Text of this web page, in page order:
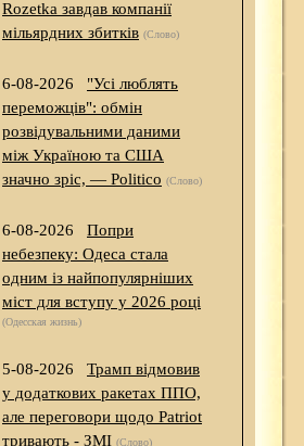
Rozetka завдав компанії
мільярдних збитків (Слово)
6-08-2026
"Усі люблять
переможців": обмін
розвідувальними даними
між Україною та США
значно зріс, — Politico (Слово)
6-08-2026
Попри
небезпеку: Одеса стала
одним із найпопулярніших
міст для вступу у 2026 році
(Одесская жизнь)
5-08-2026
Трамп відмовив
у додаткових ракетах ППО,
але переговори щодо Patriot
тривають - ЗМІ (Слово)